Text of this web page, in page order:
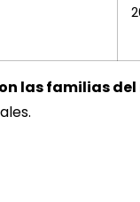
las familias del